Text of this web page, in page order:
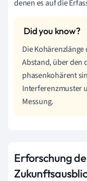
denen es auf die
Die
Abstand, über den
phasenkohärent
Interferenzmuster
Messung.
Erforschung